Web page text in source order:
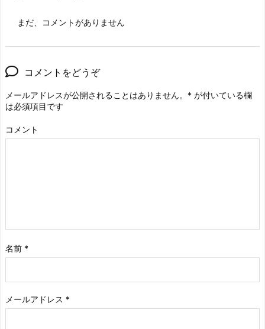
まだ、コメントがありません
コメントをどうぞ
メールアドレスが公開されることはありません。 * が付いている欄
は必須項目です
コメント
名前 *
メールアドレス *